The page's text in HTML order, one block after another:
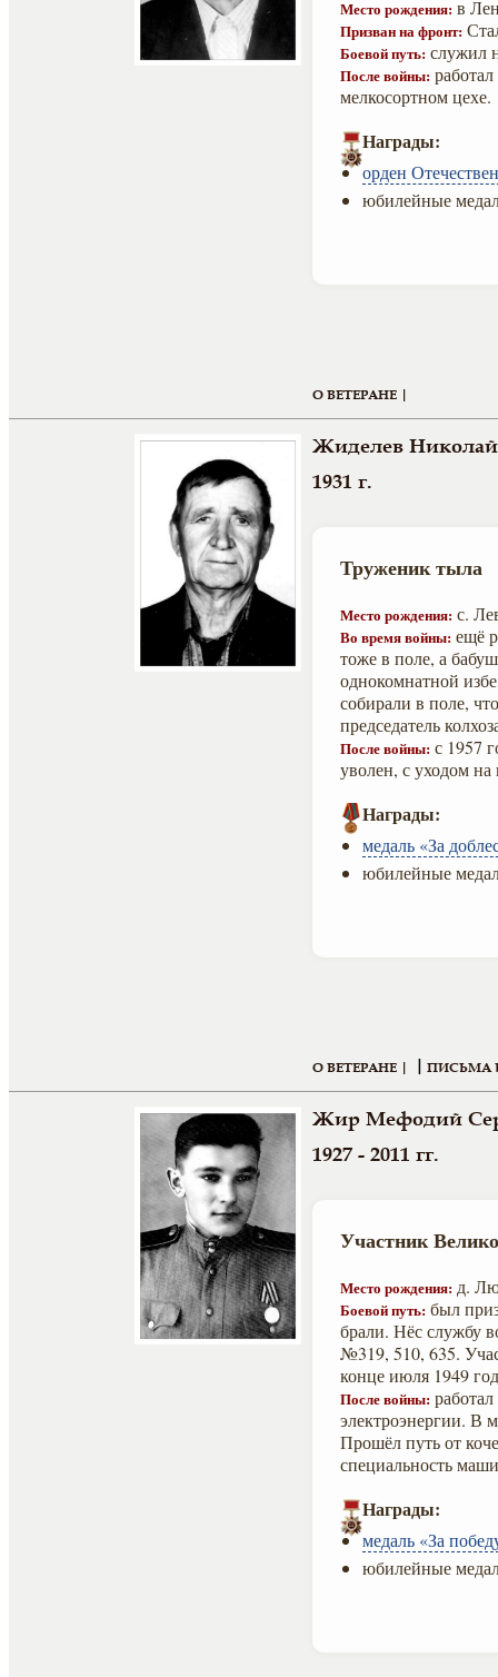
Место рождения: в
Призван на фронт:
Боевой путь: служил
После войны:
мелкосортном цехе.
Награды:
орден
юбилейные
О ВЕТЕРАНЕ |
Жиделев
1931 г.
Труженик тыла
Место рождения: с.
Во время войны: ещё
тоже в поле, а
однокомнатной
собирали в поле,
председатель
После войны: с 1957
уволен, с уходом
Награды:
медаль «За
юбилейные
О ВЕТЕРАНЕ | | ПИСЬМА
Жир Мефодий
1927 - 2011 гг.
Участник
Место рождения: д.
Боевой путь: был
брали. Нёс службу
№319, 510, 635.
конце июля 1949
После войны:
электроэнергии. В
Прошёл путь от
специальность
Награды:
медаль «За
юбилейные